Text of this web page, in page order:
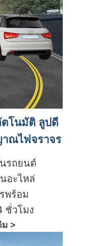
โนมัติ ลูปดี
ณไฟจราจร
รถยนต์
อะไหล่
พร้อม
ชั่วโมง
ม >